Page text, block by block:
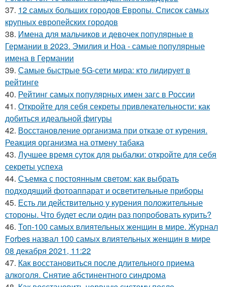
37. 12 самых больших городов Европы. Список самых
крупных европейских городов
38. Имена для мальчиков и девочек популярные в
Германии в 2023. Эмилия и Ноа - самые популярные
имена в Германии
39. Самые быстрые 5G-сети мира: кто лидирует в
рейтинге
40. Рейтинг самых популярных имен загс в России
41. Откройте для себя секреты привлекательности: как
добиться идеальной фигуры
42. Восстановление организма при отказе от курения.
Реакция организма на отмену табака
43. Лучшее время суток для рыбалки: откройте для себя
секреты успеха
44. Съемка с постоянным светом: как выбрать
подходящий фотоаппарат и осветительные приборы
45. Есть ли действительно у курения положительные
стороны. Что будет если один раз попробовать курить?
46. Топ-100 самых влиятельных женщин в мире. Журнал
Forbes назвал 100 самых влиятельных женщин в мире
08 декабря 2021, 11:22
47. Как восстановиться после длительного приема
алкоголя. Снятие абстинентного синдрома